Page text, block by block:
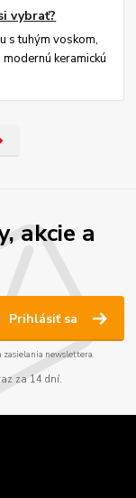
vybrať?
s tuhým voskom,
keramickú
akcie a
Prihlásiť sa
zasielania newslettera.
za 14 dní.